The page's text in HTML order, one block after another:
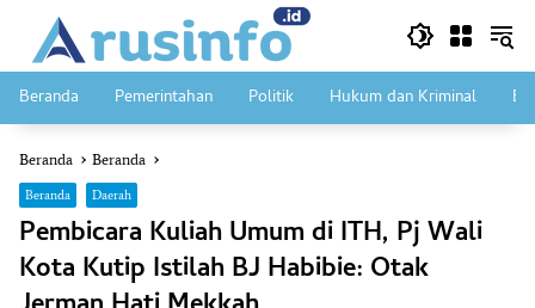
konten
Beranda Pemerintahan Politik Hukum dan Kriminal
Beranda Beranda
Beranda Daerah
Pembicara Kuliah Umum di ITH, Pj Wali
Kota Kutip Istilah BJ Habibie: Otak